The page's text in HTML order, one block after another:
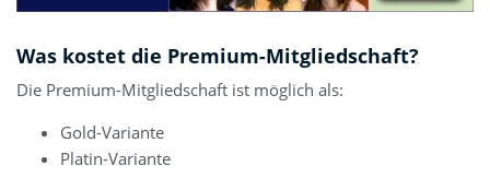
Was kostet die Premium-Mitgliedschaft?
Die Premium-Mitgliedschaft ist möglich als:
Gold-Variante
Platin-Variante